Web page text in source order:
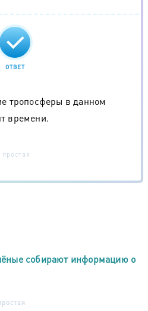
ОТВЕТ
тропосферы в данном
времени.
простая
собирают информацию о